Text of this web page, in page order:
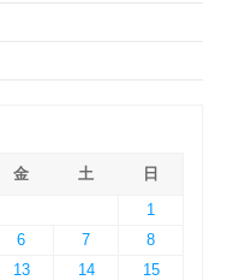
金 土
日
1
6 7
8
13 14
15